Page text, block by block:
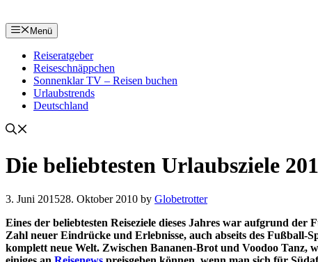
Menü
Reiseratgeber
Reiseschnäppchen
Sonnenklar TV – Reisen buchen
Urlaubstrends
Deutschland
Die beliebtesten Urlaubsziele
3. Juni 201528. Oktober 2010 by Globetrotter
Eines der beliebtesten Reiseziele dieses Jahres war aufgrund der
Zahl neuer Eindrücke und Erlebnisse, auch abseits des Fußball-
komplett neue Welt. Zwischen Bananen-Brot und Voodoo Tanz,